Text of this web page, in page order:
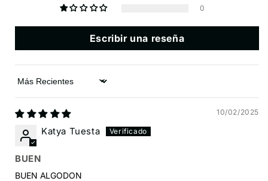
0
Escribir una reseña
Sort by
10/02/2025
Katya Tuesta
BUEN
BUEN ALGODON